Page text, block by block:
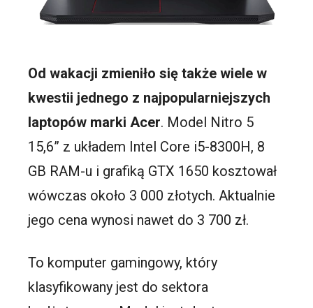
Od wakacji zmieniło się także wiele w
kwestii jednego z najpopularniejszych
laptopów marki Acer. Model Nitro 5
15,6” z układem Intel Core i5-8300H, 8
GB RAM-u i grafiką GTX 1650 kosztował
wówczas około 3 000 złotych. Aktualnie
jego cena wynosi nawet do 3 700 zł.
To komputer gamingowy, który
klasyfikowany jest do sektora